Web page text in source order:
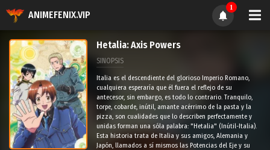
ANIMEFENIX.VIP
1
Hetalia: Axis Powers
SINOPSIS
Italia es el descendiente del glorioso Imperio Romano,
cualquiera esperaría que él fuera el reflejo de su
antecesor, sin embargo, es todo lo contrario. Tranquilo,
torpe, cobarde, inútil, amante acérrimo de la pasta y la
pizza, son cualidades que lo describen perfectamente y
unidas forman una sóla palabra: "Hetalia" (Inútil-Italia).
Esta historia trata de Italia y sus amigos, Alemania y
Japón, llamados a sí mismos las Potencias del Eje y su